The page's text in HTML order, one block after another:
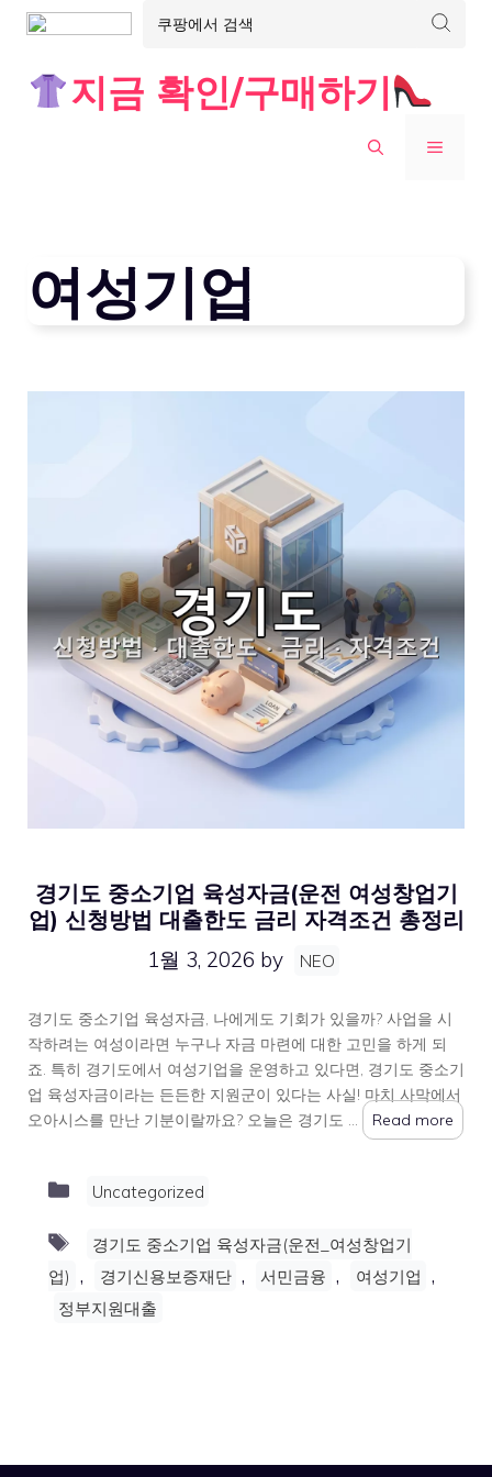
지금 확인/구매하기
MENU
여성기업
경기도 중소기업 육성자금(운전 여성창업기
업) 신청방법 대출한도 금리 자격조건 총정리
1월 3, 2026 by NEO
경기도 중소기업 육성자금, 나에게도 기회가 있을까? 사업을 시
작하려는 여성이라면 누구나 자금 마련에 대한 고민을 하게 되
죠. 특히 경기도에서 여성기업을 운영하고 있다면, 경기도 중소기
업 육성자금이라는 든든한 지원군이 있다는 사실! 마치 사막에서
오아시스를 만난 기분이랄까요? 오늘은 경기도 …
Read more
Categories
Uncategorized
Tags
경기도 중소기업 육성자금(운전_여성창업기
업) , 경기신용보증재단 , 서민금융 , 여성기업 ,
정부지원대출